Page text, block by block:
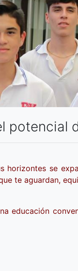
potencial
se
te aguardan,
educación